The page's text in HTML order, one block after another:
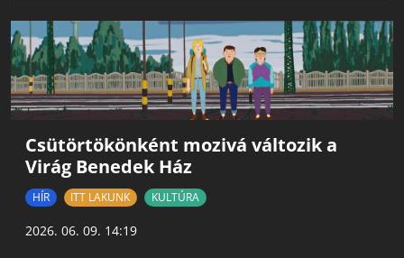
Csütörtökönként mozivá változik a
Virág Benedek Ház
HÍR ITT LAKUNK KULTÚRA
2026. 06. 09. 14:19